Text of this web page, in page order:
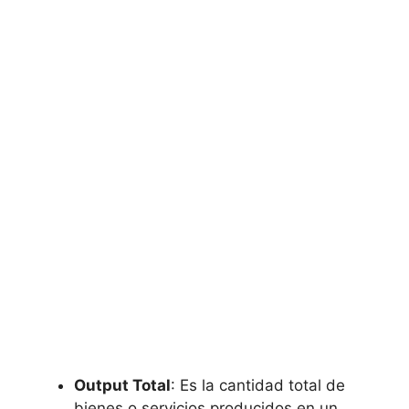
Output Total: Es la cantidad total de